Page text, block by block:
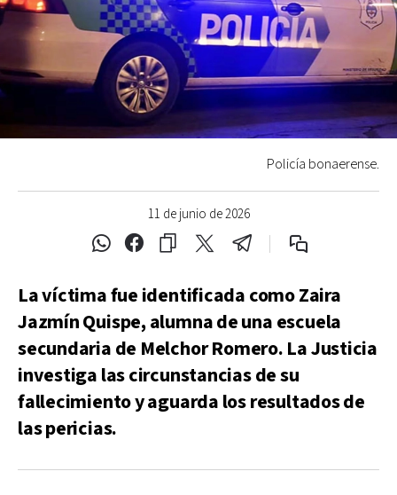
11 de junio de 2026
Policía bonaerense.
La víctima fue identificada como Zaira
Jazmín Quispe, alumna de una escuela
secundaria de Melchor Romero. La Justicia
investiga las circunstancias de su
fallecimiento y aguarda los resultados de
las pericias.